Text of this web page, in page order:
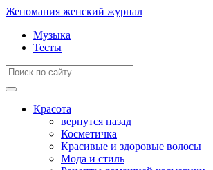
Женомания женский журнал
Музыка
Тесты
Красота
вернутся назад
Косметичка
Красивые и здоровые волосы
Мода и стиль